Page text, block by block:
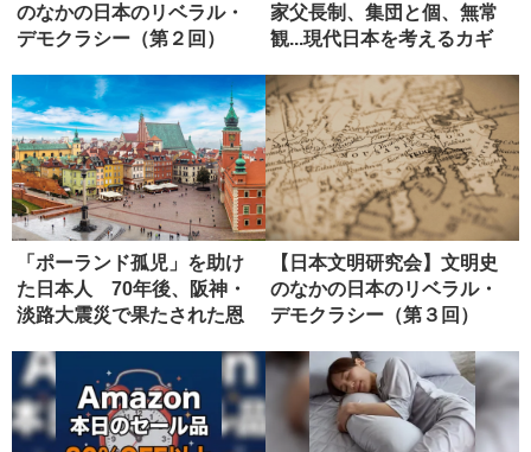
のなかの日本のリベラル・
デモクラシー（第２回）
家父長制、集団と個、無常
観...現代日本を考えるカギ
「ポーランド孤児」を助け
た日本人 70年後、阪神・
淡路大震災で果たされた恩
【日本文明研究会】文明史
のなかの日本のリベラル・
デモクラシー（第３回）